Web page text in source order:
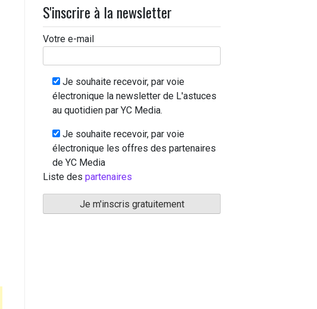
S'inscrire à la newsletter
Votre e-mail
Je souhaite recevoir, par voie
électronique la newsletter de L'astuces
au quotidien par YC Media.
Je souhaite recevoir, par voie
électronique les offres des partenaires
de YC Media
Liste des partenaires